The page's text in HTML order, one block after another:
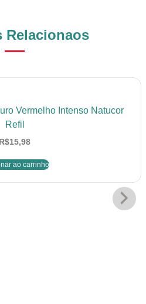
Relacionaos
Vermelho Intenso Natucor
Refil
R$15,98
ao carrinho